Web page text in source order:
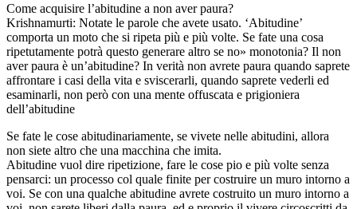
Come acquisire l’abitudine a non aver paura?
Krishnamurti: Notate le parole che avete usato. ‘Abitudine’
comporta un moto che si ripeta più e più volte. Se fate una cosa
ripetutamente potrà questo generare altro se no» monotonia? Il non
aver paura è un’abitudine? In verità non avrete paura quando saprete
affrontare i casi della vita e sviscerarli, quando saprete vederli ed
esaminarli, non però con una mente offuscata e prigioniera
dell’abitudine
Se fate le cose abitudinariamente, se vivete nelle abitudini, allora
non siete altro che una macchina che imita.
Abitudine vuol dire ripetizione, fare le cose pio e più volte senza
pensarci: un processo col quale finite per costruire un muro intorno a
voi. Se con una qualche abitudine avrete costruito un muro intorno a